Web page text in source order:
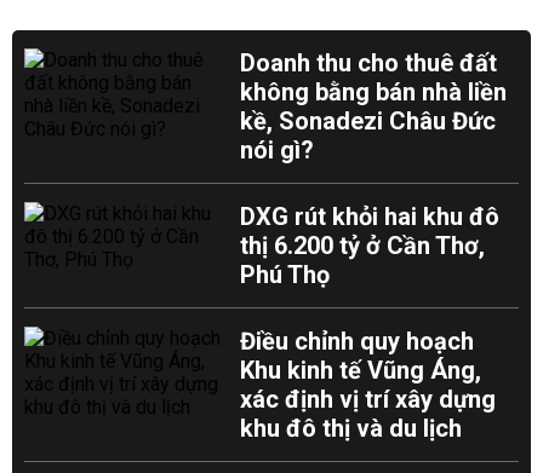
Doanh thu cho thuê đất
không bằng bán nhà liền
kề, Sonadezi Châu Đức
nói gì?
DXG rút khỏi hai khu đô
thị 6.200 tỷ ở Cần Thơ,
Phú Thọ
Điều chỉnh quy hoạch
Khu kinh tế Vũng Áng,
xác định vị trí xây dựng
khu đô thị và du lịch